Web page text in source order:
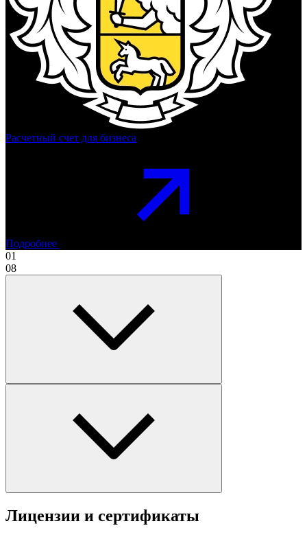
Расчетный счет для бизнеса
Подробнее
01
08
Лицензии и сертификаты